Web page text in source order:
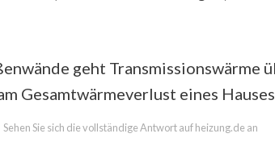
geht Transmissionswärme
Gesamtwärmeverlust eines
Sehen Sie sich die vollständige Antwort auf heizung.de an